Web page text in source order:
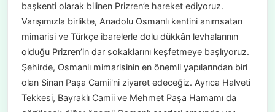
başkenti olarak bilinen Prizren’e hareket ediyoruz.
Varışımızla birlikte, Anadolu Osmanlı kentini anımsatan
mimarisi ve Türkçe ibarelerle dolu dükkân levhalarının
olduğu Prizren’in dar sokaklarını keşfetmeye başlıyoruz.
Şehirde, Osmanlı mimarisinin en önemli yapılarından biri
olan Sinan Paşa Camii'ni ziyaret edeceğiz. Ayrıca Halveti
Tekkesi, Bayraklı Camii ve Mehmet Paşa Hamamı da